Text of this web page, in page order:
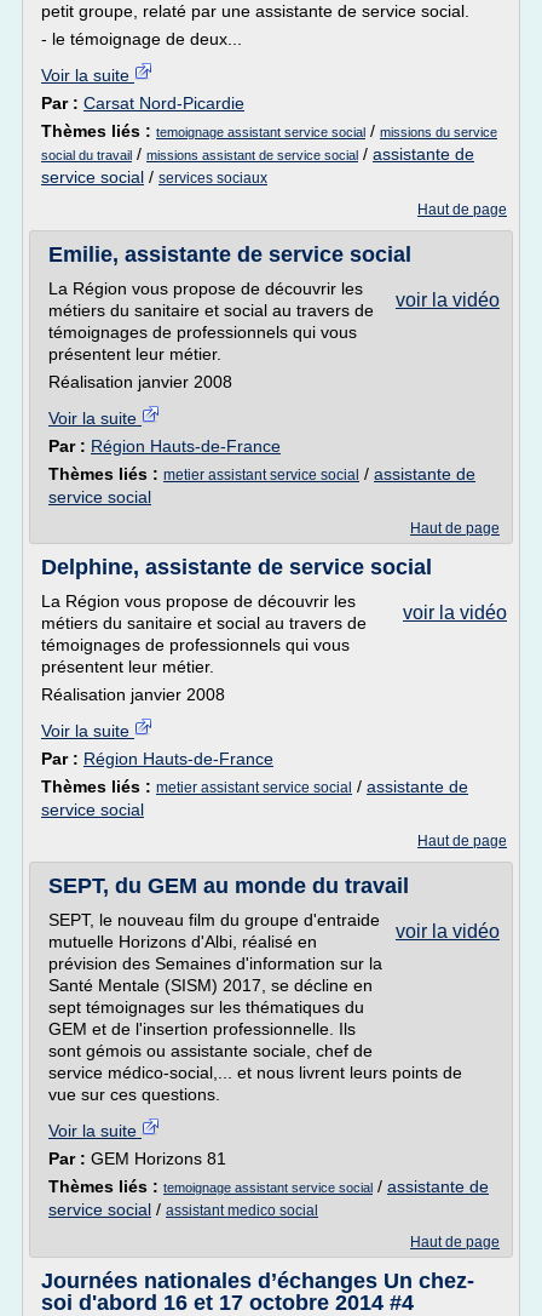
petit groupe, relaté par une assistante de service social.
- le témoignage de deux...
Voir la suite
Par : Carsat Nord-Picardie
Thèmes liés : temoignage assistant service social / missions du service
social du travail / missions assistant de service social / assistante de
service social / services sociaux
Haut de page
Emilie, assistante de service social
voir la vidéo
La Région vous propose de découvrir les
métiers du sanitaire et social au travers de
témoignages de professionnels qui vous
présentent leur métier.
Réalisation janvier 2008
Voir la suite
Par : Région Hauts-de-France
Thèmes liés : metier assistant service social / assistante de
service social
Haut de page
Delphine, assistante de service social
voir la vidéo
La Région vous propose de découvrir les
métiers du sanitaire et social au travers de
témoignages de professionnels qui vous
présentent leur métier.
Réalisation janvier 2008
Voir la suite
Par : Région Hauts-de-France
Thèmes liés : metier assistant service social / assistante de
service social
Haut de page
SEPT, du GEM au monde du travail
voir la vidéo
SEPT, le nouveau film du groupe d'entraide
mutuelle Horizons d'Albi, réalisé en
prévision des Semaines d'information sur la
Santé Mentale (SISM) 2017, se décline en
sept témoignages sur les thématiques du
GEM et de l'insertion professionnelle. Ils
sont gémois ou assistante sociale, chef de
service médico-social,... et nous livrent leurs points de
vue sur ces questions.
Voir la suite
Par : GEM Horizons 81
Thèmes liés : temoignage assistant service social / assistante de
service social / assistant medico social
Haut de page
Journées nationales d’échanges Un chez-
soi d'abord 16 et 17 octobre 2014 #4